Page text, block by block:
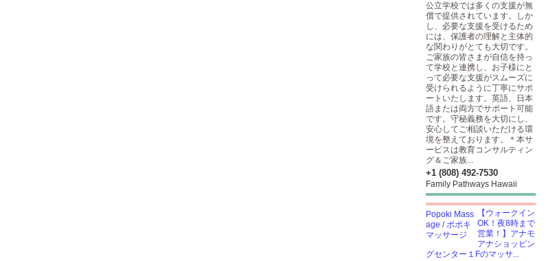
公立学校では多くの支援が無
償で提供されています。しか
し、必要な支援を受けるため
には、保護者の理解と主体的
な関わりがとても大切です。
ご家族の皆さまが自信を持っ
て学校と連携し、お子様にと
って必要な支援がスムーズに
受けられるように丁寧にサポ
ートいたします。英語、日本
語または両方でサポート可能
です。守秘義務を大切にし、
安心してご相談いただける環
境を整えております。＊本サ
ービスは教育コンサルティン
グ＆ご家族...
+1 (808) 492-7530
Family Pathways Hawaii
【ウォークイン
OK！夜8時まで
営業！】アナモ
アナショッピン
グセンター１Fのマッサ...